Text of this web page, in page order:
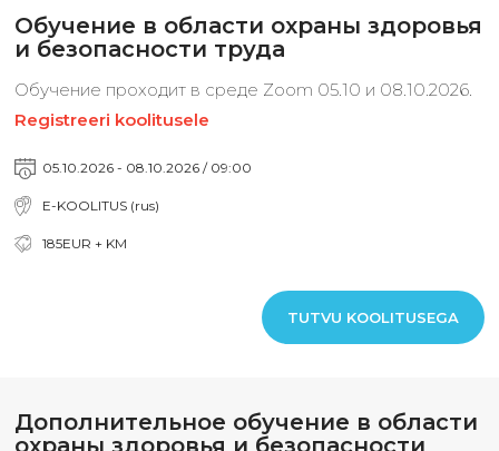
Обучение в области охраны здоровья
и безопасности труда
Обучение проходит в среде Zoom 05.10 и 08.10.2026.
Registreeri koolitusele
05.10.2026 - 08.10.2026 / 09:00
E-KOOLITUS (rus)
185EUR + KM
TUTVU KOOLITUSEGA
Дополнительное обучение в области
охраны здоровья и безопасности